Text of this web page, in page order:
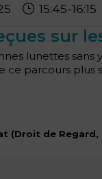
15:45-16:15
sur
lunettes
ce parcours plus
(Droit de Regard,